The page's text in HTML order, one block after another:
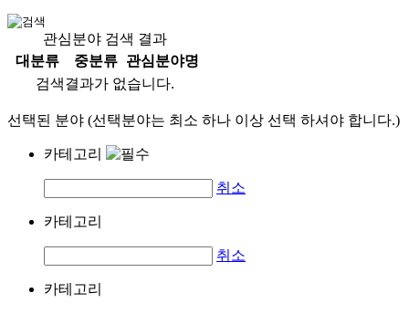
관심분야 검색 결과
대분류
중분류
관심분야명
검색결과가 없습니다.
선택된 분야 (선택분야는 최소 하나 이상 선택 하셔야 합니다.)
카테고리
취소
카테고리
취소
카테고리